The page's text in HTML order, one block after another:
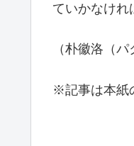
ていかなけれ
（朴徽洛（
※記事は本紙